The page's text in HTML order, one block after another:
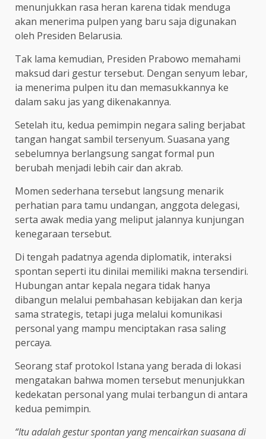
menunjukkan rasa heran karena tidak menduga
akan menerima pulpen yang baru saja digunakan
oleh Presiden Belarusia.
Tak lama kemudian, Presiden Prabowo memahami
maksud dari gestur tersebut. Dengan senyum lebar,
ia menerima pulpen itu dan memasukkannya ke
dalam saku jas yang dikenakannya.
Setelah itu, kedua pemimpin negara saling berjabat
tangan hangat sambil tersenyum. Suasana yang
sebelumnya berlangsung sangat formal pun
berubah menjadi lebih cair dan akrab.
Momen sederhana tersebut langsung menarik
perhatian para tamu undangan, anggota delegasi,
serta awak media yang meliput jalannya kunjungan
kenegaraan tersebut.
Di tengah padatnya agenda diplomatik, interaksi
spontan seperti itu dinilai memiliki makna tersendiri.
Hubungan antar kepala negara tidak hanya
dibangun melalui pembahasan kebijakan dan kerja
sama strategis, tetapi juga melalui komunikasi
personal yang mampu menciptakan rasa saling
percaya.
Seorang staf protokol Istana yang berada di lokasi
mengatakan bahwa momen tersebut menunjukkan
kedekatan personal yang mulai terbangun di antara
kedua pemimpin.
“Itu adalah gestur spontan yang mencairkan suasana di